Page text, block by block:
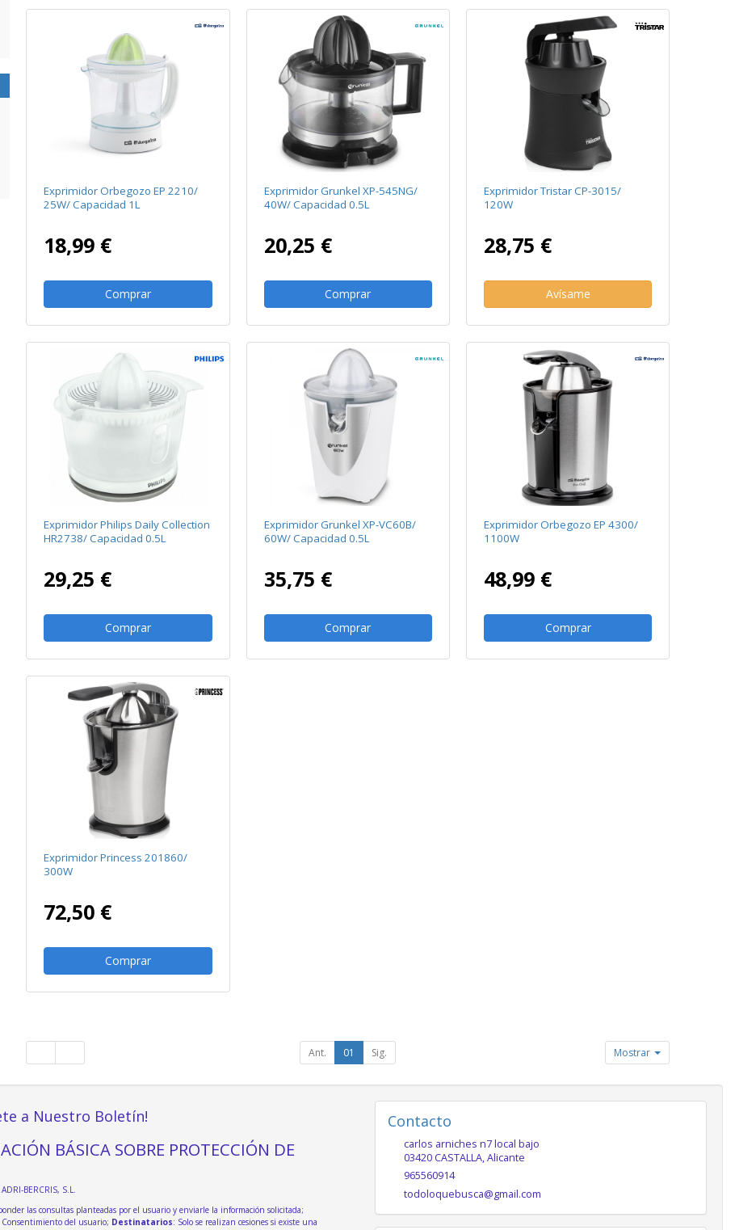
Exprimidor Orbegozo EP 2210/
25W/ Capacidad 1L
18,99 €
Comprar
Exprimidor Grunkel XP-545NG/
40W/ Capacidad 0.5L
20,25 €
Comprar
Exprimidor Tristar CP-3015/
120W
28,75 €
Avísame
Exprimidor Philips Daily Collection
HR2738/ Capacidad 0.5L
29,25 €
Comprar
Exprimidor Grunkel XP-VC60B/
60W/ Capacidad 0.5L
35,75 €
Comprar
Exprimidor Orbegozo EP 4300/
1100W
48,99 €
Comprar
Exprimidor Princess 201860/
300W
72,50 €
Comprar
Ant. 01 Sig. Mostrar
a Nuestro Boletín!
BÁSICA SOBRE PROTECCIÓN DE
ADRI-BERCRIS, S.L.
las consultas planteadas por el usuario y enviarle la información solicitada;
Consentimiento del usuario; Destinatarios: Solo se realizan cesiones si existe una
Contacto
carlos arniches n7 local bajo
03420 CASTALLA,Alicante
965560914
todoloquebusca@gmail.com